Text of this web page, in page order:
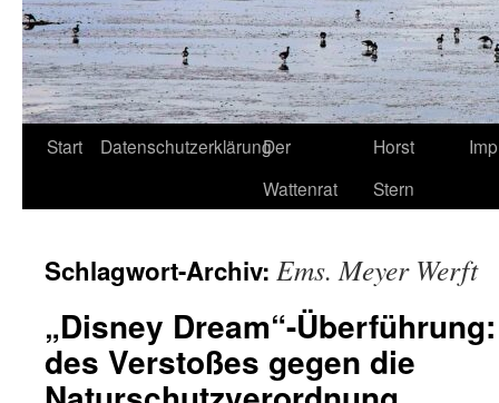
Start DatenschutzerklärungDer
Wattenrat
Horst
Stern
Schlagwort-Archiv: Ems. Meyer Werft
„Disney Dream“-
des Verstoßes gegen die